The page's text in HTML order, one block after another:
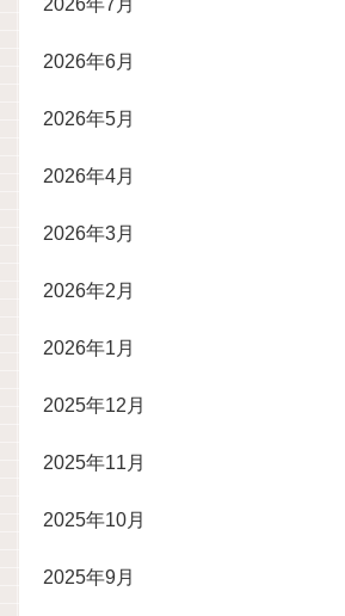
2026年6月
2026年5月
2026年4月
2026年3月
2026年2月
2026年1月
2025年12月
2025年11月
2025年10月
2025年9月